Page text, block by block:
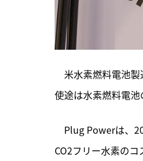
米水素燃料電池製
使途は水素燃料電池
Plug Powerは、
CO2フリー水素の